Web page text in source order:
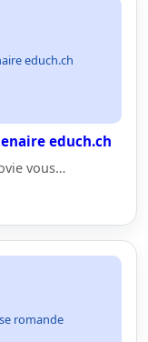
educh.ch
educh.ch
vous…
romande